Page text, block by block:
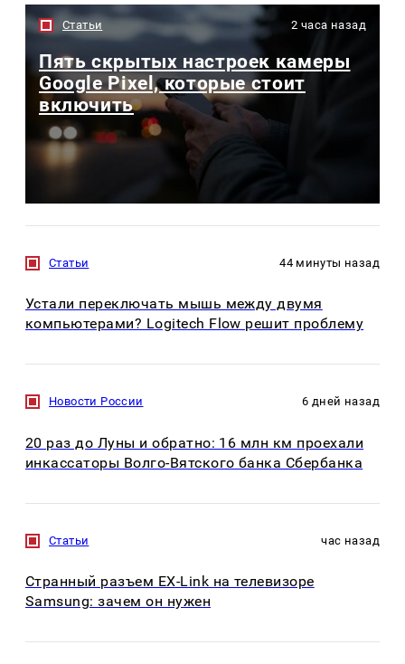
Статьи 2 часа назад
Пять скрытых настроек камеры
Google Pixel, которые стоит
включить
Статьи 44 минуты назад
Устали переключать мышь между двумя
компьютерами? Logitech Flow решит проблему
Новости России 6 дней назад
20 раз до Луны и обратно: 16 млн км проехали
инкассаторы Волго-Вятского банка Сбербанка
Статьи час назад
Странный разъем EX-Link на телевизоре
Samsung: зачем он нужен